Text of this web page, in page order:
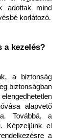
adottak mind
korlátozó.
a kezelés?
a biztonság
biztonságban
alapvető
Továbbá, a
Képzeljünk el
a